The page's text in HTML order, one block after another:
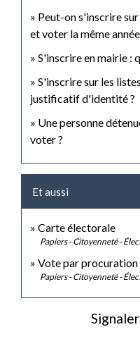
Peut-on s'inscrire
et voter la même année
S'inscrire en mairie :
S'inscrire sur les
justificatif d'identité ?
Une personne
voter ?
Et aussi
Carte électorale
Papiers - Citoyenneté -
Vote par procuration
Papiers - Citoyenneté -